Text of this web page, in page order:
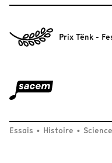
Prix Tënk -
Essais • Histoire •